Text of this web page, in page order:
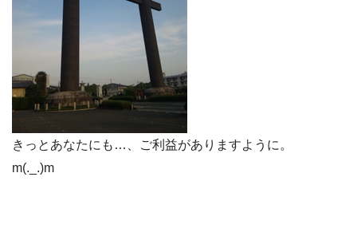
きっとあなたにも…、ご利益がありますように。
m(._.)m